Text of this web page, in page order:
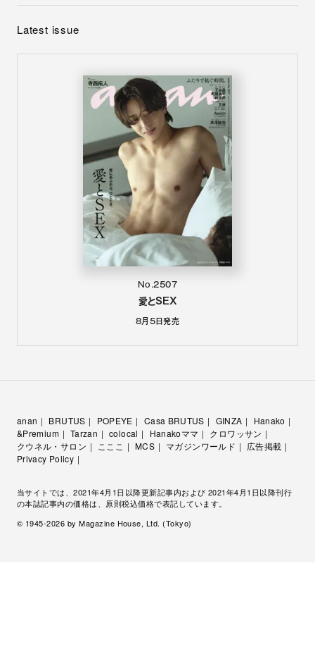
Latest issue
No.2507
愛とSEX
8月5日発売
anan BRUTUS POPEYE Casa BRUTUS GINZA
Hanako
&Premium
Tarzan colocal Hanakoママ
クロワッサン
クウネル・サロン
こここ MCS マガジンワールド
広告掲載
Privacy Policy
当サイトでは、2021年4月1日以降更新記事内および 2021年4月1日以降刊行
の本誌記事内の価格は、原則税込価格で表記しています。
© 1945-2026 by Magazine House, Ltd. (Tokyo)